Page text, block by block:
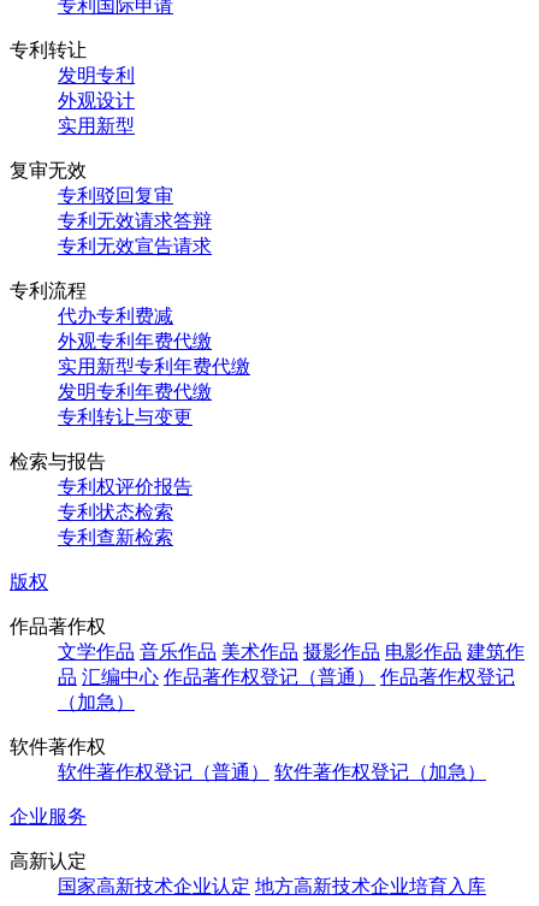
专利国际申请
专利转让
发明专利
外观设计
实用新型
复审无效
专利驳回复审
专利无效请求答辩
专利无效宣告请求
专利流程
代办专利费减
外观专利年费代缴
实用新型专利年费代缴
发明专利年费代缴
专利转让与变更
检索与报告
专利权评价报告
专利状态检索
专利查新检索
版权
作品著作权
文学作品 音乐作品 美术作品 摄影作品 电影作品 建筑作
品 汇编中心 作品著作权登记（普通）
作品著作权登记
（加急）
软件著作权
软件著作权登记（普通）
软件著作权登记（加急）
企业服务
高新认定
国家高新技术企业认定 地方高新技术企业培育入库